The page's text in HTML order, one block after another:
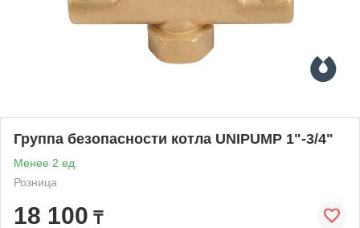
Группа безопасности котла UNIPUMP 1"-3/4"
Менее 2 ед.
Розница
18 100 ₸